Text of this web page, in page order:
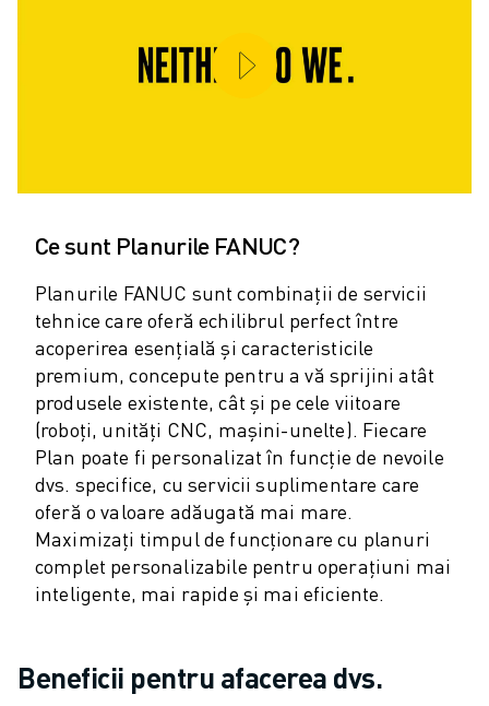
ROBODRILL CENTRE VERTICALE DE PRELUCRARE CNC
ROBODRILL PACHET EDUCAȚIONAL
ROBOSHOT CĂUTARE
ROBOSHOT MAȘINI ELECTRICE DE INJECȚIE
HARDWARE ROBOSHOT
SOFTWARE ROBOSHOT
SUSTENABILITATE ROBOSHOT
ROBOSHOT PACHET ROBOTIZARE
ROBOSHOT MENTENANȚĂ PREVENTIVĂ
ROBOSHOT COSTUL TOTAL AL DEȚINERII
MAȘINI DE TĂIERE CU FIR EDM
ROBOCUT MAȘINI EDM DE TĂIERE CU FIR
HARDWARE ROBOCUT
SOFTWARE ROBOCUT
SOLUȚII IIOT
Ce sunt Planurile FANUC?
Planurile FANUC sunt combinații de servicii
tehnice care oferă echilibrul perfect între
acoperirea esențială și caracteristicile
premium, concepute pentru a vă sprijini atât
produsele existente, cât și pe cele viitoare
(roboți, unități CNC, mașini-unelte). Fiecare
Plan poate fi personalizat în funcție de nevoile
dvs. specifice, cu servicii suplimentare care
oferă o valoare adăugată mai mare.
Maximizați timpul de funcționare cu planuri
complet personalizabile pentru operațiuni mai
inteligente, mai rapide și mai eficiente.
Beneficii pentru afacerea dvs.